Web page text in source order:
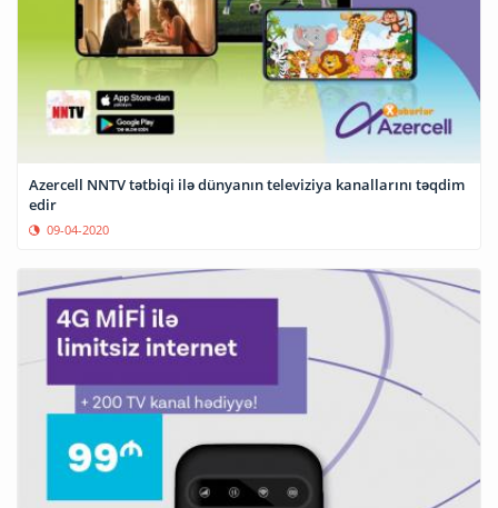
Azercell NNTV tətbiqi ilə dünyanın televiziya kanallarını təqdim
edir
09-04-2020